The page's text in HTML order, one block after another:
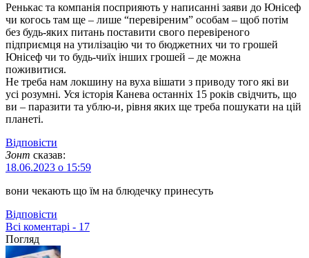
Ренькас та компанія посприяють у написанні заяви до Юнісеф
чи когось там ще – лише “перевіреним” особам – щоб потім
без будь-яких питань поставити свого перевіреного
підприємця на утилізацію чи то бюджетних чи то грошей
Юнісеф чи то будь-чиїх інших грошей – де можна
поживитися.
Не треба нам локшину на вуха вішати з приводу того які ви
усі розумні. Уся історія Канева останніх 15 років свідчить, що
ви – паразити та ублю-и, рівня яких ще треба пошукати на цій
планеті.
Відповіcти
Зонт сказав:
18.06.2023 о 15:59
вони чекають що їм на блюдечку принесуть
Відповіcти
Всі коментарі - 17
Погляд